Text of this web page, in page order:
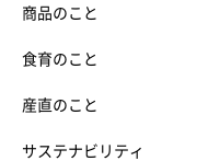
商品のこと
食育のこと
産直のこと
サステナビリティ